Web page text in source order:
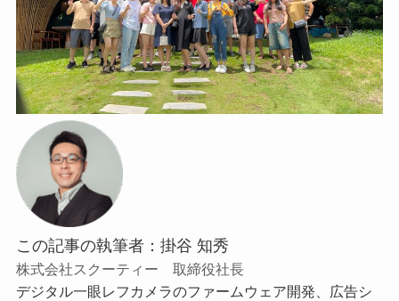
この記事の執筆者：掛谷 知秀
株式会社スクーティー 取締役社長
デジタル一眼レフカメラのファームウェア開発、広告シ